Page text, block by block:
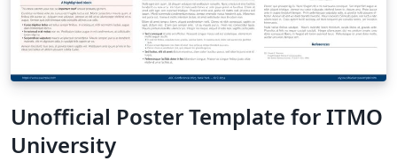
Unofficial Poster Template for ITMO
University